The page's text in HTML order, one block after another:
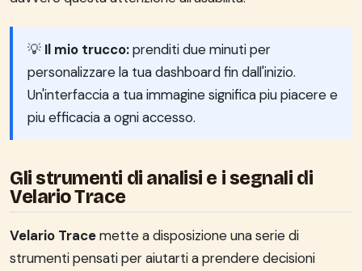
💡 Il mio trucco:prenditi due minuti per
personalizzare la tua dashboard fin dall'inizio.
Un'interfaccia a tua immagine significa piu piacere e
piu efficacia a ogni accesso.
Gli strumenti di analisi e i segnali di
Velario Trace
Velario Tracemette a disposizione una serie di
strumenti pensati per aiutarti a prendere decisioni